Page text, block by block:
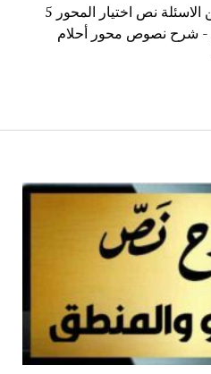
شرح نص اختيار مع الاجابة عن الاسئلة نص اختيار المحور 5
- شرح نصوص محور أحلام